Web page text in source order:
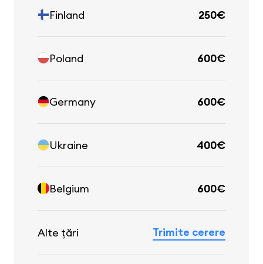
Finland 250€
Poland 600€
Germany 600€
Ukraine 400€
Belgium 600€
Alte țări Trimite cerere